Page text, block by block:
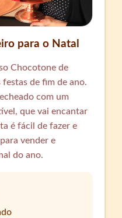
para o Natal
Chocotone de
de fim de ano.
com um
que vai encantar
é fácil de fazer e
vender e
do ano.